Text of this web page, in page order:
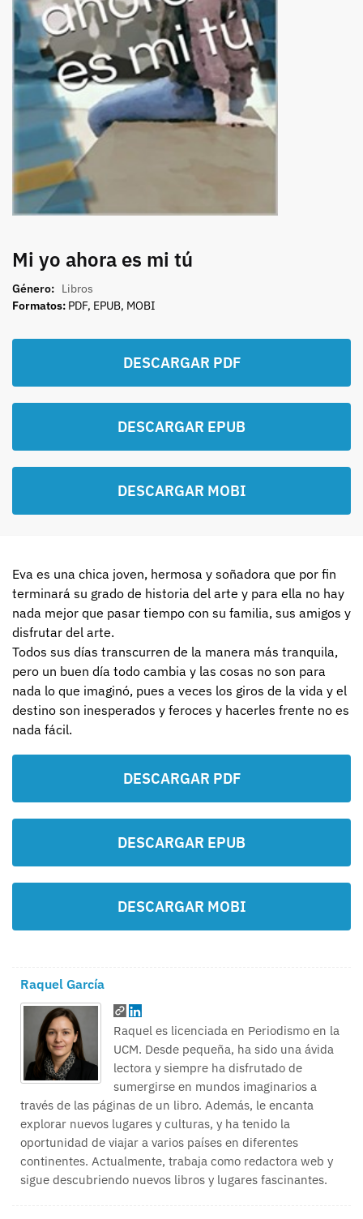
Mi yo ahora es mi tú
Género: Libros
Formatos: PDF, EPUB, MOBI
DESCARGAR PDF
DESCARGAR EPUB
DESCARGAR MOBI
Eva es una chica joven, hermosa y soñadora que por fin
terminará su grado de historia del arte y para ella no hay
nada mejor que pasar tiempo con su familia, sus amigos y
disfrutar del arte.
Todos sus días transcurren de la manera más tranquila,
pero un buen día todo cambia y las cosas no son para
nada lo que imaginó, pues a veces los giros de la vida y el
destino son inesperados y feroces y hacerles frente no es
nada fácil.
DESCARGAR PDF
DESCARGAR EPUB
DESCARGAR MOBI
Raquel García
Raquel es licenciada en Periodismo en la
UCM. Desde pequeña, ha sido una ávida
lectora y siempre ha disfrutado de
sumergirse en mundos imaginarios a
través de las páginas de un libro. Además, le encanta
explorar nuevos lugares y culturas, y ha tenido la
oportunidad de viajar a varios países en diferentes
continentes. Actualmente, trabaja como redactora web y
sigue descubriendo nuevos libros y lugares fascinantes.